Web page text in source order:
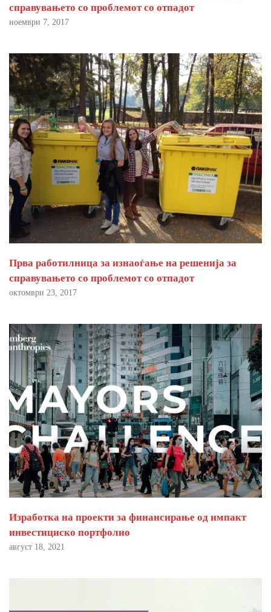
справувањето со проблемот со отпадот
ноември 7, 2017
Прва работилница за изнаоѓање на решенија за
справувањето со проблемот со отпадот
октомври 23, 2017
Изработка на проекти за финансирање од импакт
инвестициско портфолио
август 18, 2021